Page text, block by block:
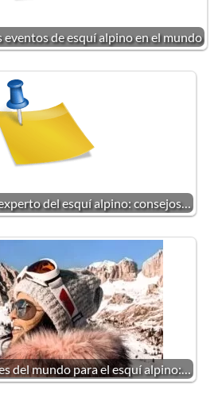
eventos de esquí alpino en el mundo
del esquí alpino: consejos…
del mundo para el esquí alpino:…